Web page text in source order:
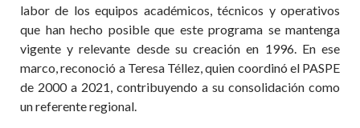
labor de los equipos académicos, técnicos y operativos
que han hecho posible que este programa se mantenga
vigente y relevante desde su creación en 1996. En ese
marco, reconoció a Teresa Téllez, quien coordinó el PASPE
de 2000 a 2021, contribuyendo a su consolidación como
un referente regional.